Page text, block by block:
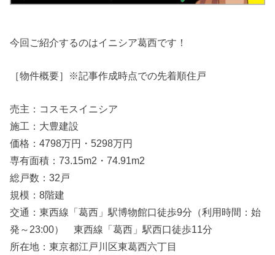
今回ご紹介するのはイニシア葛西です！
［物件概要］※記事作成時点での先着順住戸
売主：コスモスイニシア
施工：大豊建設
価格：4798万円・5298万円
専有面積：73.15m2・74.91m2
総戸数：32戸
規模：8階建
交通：東西線「葛西」駅博物館口徒歩9分（利用時間：始
発～23:00） 東西線「葛西」駅西口徒歩11分
所在地：東京都江戸川区東葛西六丁目